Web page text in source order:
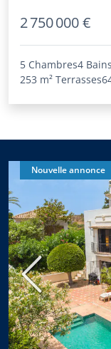
2 750 000 €
5 Chambres4 Bains
253 m² Terrasses
Précédent
Nouvelle annonce